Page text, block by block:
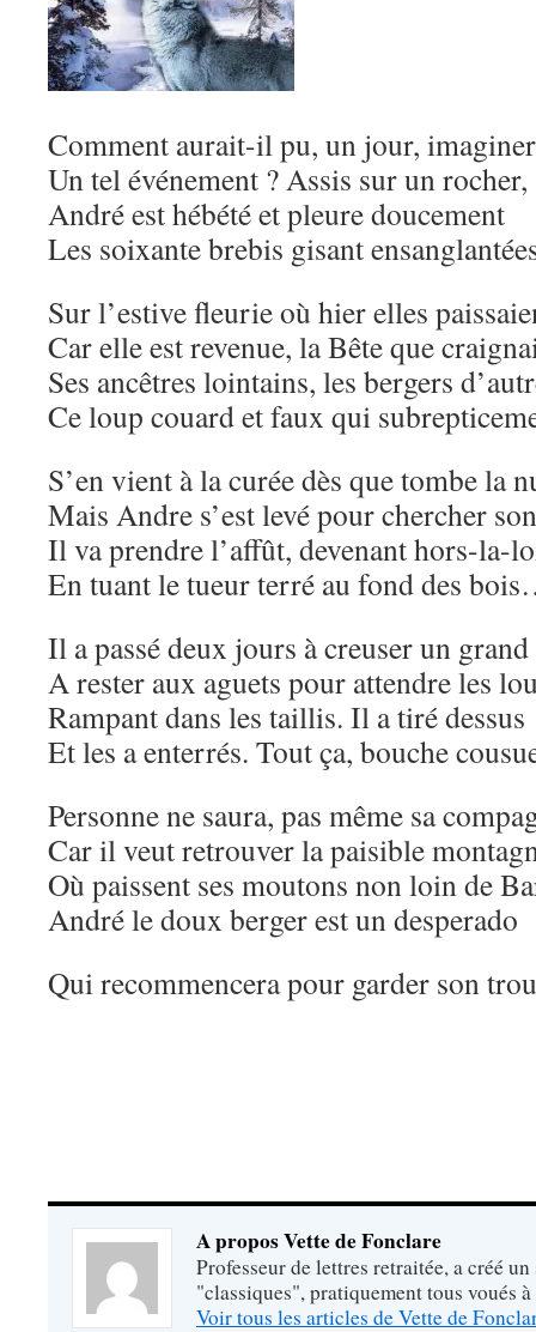
Comment aurait-il pu, un jour, imaginer
Un tel événement ? Assis sur un rocher,
André est hébété et pleure doucement
Les soixante brebis gisant
Sur l’estive fleurie où hier elles
Car elle est revenue, la Bête que
Ses ancêtres lointains, les bergers
Ce loup couard et faux qui
S’en vient à la curée dès que tombe la
Mais Andre s’est levé pour chercher
Il va prendre l’affût, devenant hors-la-
En tuant le tueur terré au fond des
Il a passé deux jours à creuser un
A rester aux aguets pour attendre les
Rampant dans les taillis. Il a tiré dessus
Et les a enterrés. Tout ça, bouche
Personne ne saura, pas même sa
Car il veut retrouver la paisible
Où paissent ses moutons non loin de
André le doux berger est un desperado
Qui recommencera pour garder son
A propos Vette de Fonclare
Professeur de lettres retraitée, a créé
"classiques", pratiquement tous voués
Voir tous les articles de Vette de